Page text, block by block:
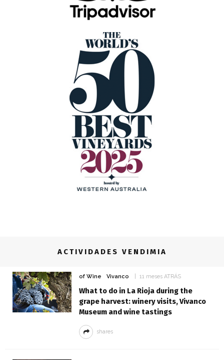
ACTIVIDADES VENDIMIA
of Wine Vivanco 11 meses ATRÁS
What to do in La Rioja during the
grape harvest: winery visits, Vivanco
Museum and wine tastings
shares